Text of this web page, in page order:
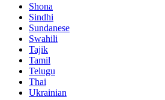
Shona
Sindhi
Sundanese
Swahili
Tajik
Tamil
Telugu
Thai
Ukrainian